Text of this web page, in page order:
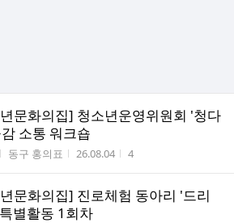
문화의집] 청소년운영위원회 '청다
소통 워크숍
작성자
동구 홍의표 작성시간
26.08.04 조회수
4
문화의집] 진로체험 동아리 '드리
별활동 1회차